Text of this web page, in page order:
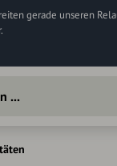
gerade unseren